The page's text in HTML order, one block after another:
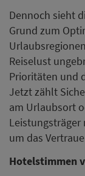
Dennoch sieht
Grund zum
Reiselust
Prioritäten und
Jetzt zählt
am Urlaubsort
Leistungsträger
um das
Hotelstimmen